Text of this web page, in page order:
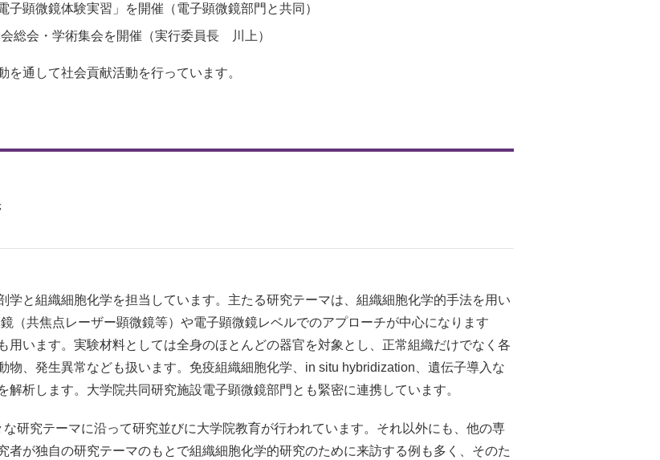
顕微鏡体験実習」を開催（電子顕微鏡部門と共同）
総会・学術集会を開催（実行委員長 川上）
通して社会貢献活動を行っています。
学と組織細胞化学を担当しています。主たる研究テーマは、組織細胞化学的手法を用い
（共焦点レーザー顕微鏡等）や電子顕微鏡レベルでのアプローチが中心になります
用います。実験材料としては全身のほとんどの器官を対象とし、正常組織だけでなく各
物、発生異常なども扱います。免疫組織細胞化学、in situ hybridization、遺伝子導入な
析します。大学院共同研究施設電子顕微鏡部門とも緊密に連携しています。
研究テーマに沿って研究並びに大学院教育が行われています。それ以外にも、他の専
者が独自の研究テーマのもとで組織細胞化学的研究のために来訪する例も多く、そのた